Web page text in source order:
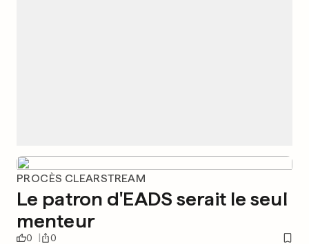
PROCÈS CLEARSTREAM
Le patron d'EADS serait le seul
menteur
0 0